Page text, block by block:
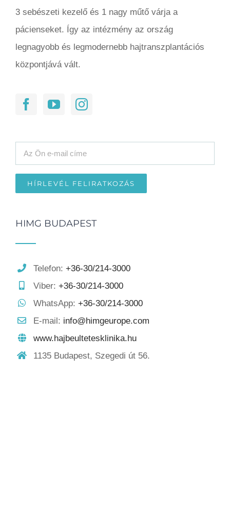
3 sebészeti kezelő és 1 nagy műtő várja a
pácienseket. Így az intézmény az ország
legnagyobb és legmodernebb hajtranszplantációs
központjává vált.
HIMG BUDAPEST
Telefon: +36-30/214-3000
Viber: +36-30/214-3000
WhatsApp: +36-30/214-3000
E-mail: info@himgeurope.com
www.hajbeultetesklinika.hu
1135 Budapest, Szegedi út 56.